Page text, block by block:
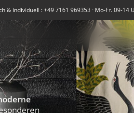
& individuell : +49 7161 969353 · Mo-Fr. 09-14